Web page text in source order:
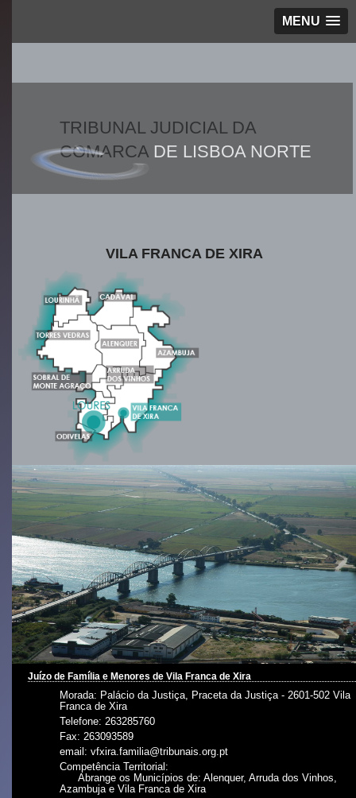
MENU
TRIBUNAL JUDICIAL DA
COMARCADE LISBOA NORTE
VILA FRANCA DE XIRA
Juízo de Família e Menores de Vila Franca de Xira
Morada: Palácio da Justiça, Praceta da Justiça - 2601-502 Vila
Franca de Xira
Telefone: 263285760
Fax: 263093589
email: vfxira.familia@tribunais.org.pt
Competência Territorial:
Abrange os Municípios de: Alenquer, Arruda dos Vinhos,
Azambuja e Vila Franca de Xira